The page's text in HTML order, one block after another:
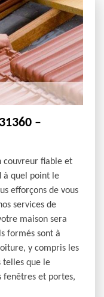
–
couvreur fiable et
à quel point le
efforçons de vous
services de
maison sera
formés sont à
y compris les
que le
fenêtres et portes,